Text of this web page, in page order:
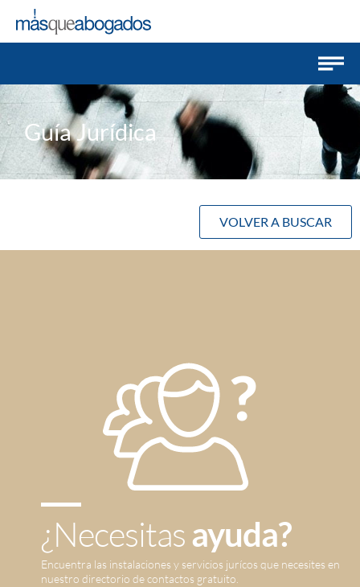
Guía Jurídica
VOLVER A BUSCAR
¿Necesitasayuda?
Encuentra las instalaciones y servicios jurícos que necesites en
nuestro directorio de contactos gratuito.